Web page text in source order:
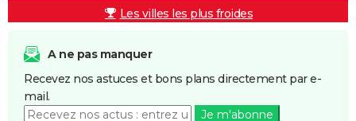
Les villes les plus froides
A ne pas manquer
Recevez nos astuces et bons plans directement par e-
mail.
Je m'abonne